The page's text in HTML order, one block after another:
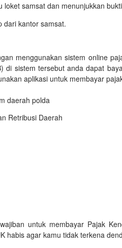
samsat dan menunjukkan
dari kantor samsat.
menggunakan sistem online
sistem tersebut anda dapat
aplikasi untuk membayar
daerah polda
Retribusi Daerah
untuk membayar Pajak
habis agar kamu tidak terkena